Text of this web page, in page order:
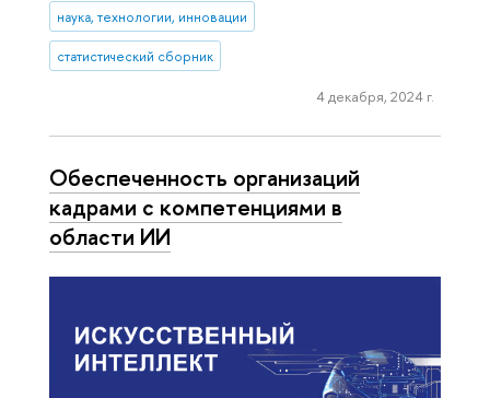
наука, технологии, инновации
статистический сборник
4 декабря, 2024 г.
Обеспеченность организаций
кадрами с компетенциями в
области ИИ